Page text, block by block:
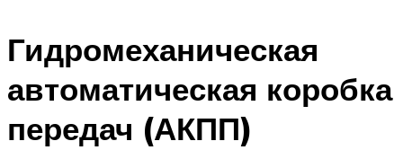
Гидромеханическая
автоматическая коробка
передач (АКПП)